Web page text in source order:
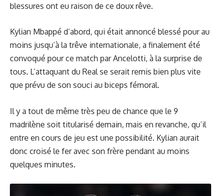
blessures ont eu raison de ce doux rêve.
Kylian Mbappé d’abord, qui était annoncé blessé pour au
moins jusqu’à la trêve internationale, a finalement été
convoqué pour ce match par Ancelotti, à la surprise de
tous. L’attaquant du Real se serait remis bien plus vite
que prévu de son souci au biceps fémoral.
Il y a tout de même très peu de chance que le 9
madrilène soit titularisé demain, mais en revanche, qu’il
entre en cours de jeu est une possibilité. Kylian aurait
donc croisé le fer avec son frère pendant au moins
quelques minutes.